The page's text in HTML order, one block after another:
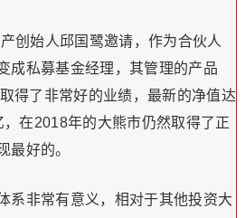
创始人邱国鹭邀请，作为合伙人
成私募基金经理，其管理的产品
得了非常好的业绩，最新的净值达
在2018年的大熊市仍然取得了正
最好的。
系非常有意义，相对于其他投资大